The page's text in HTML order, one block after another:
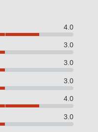
4.0
3.0
3.0
3.0
4.0
3.0